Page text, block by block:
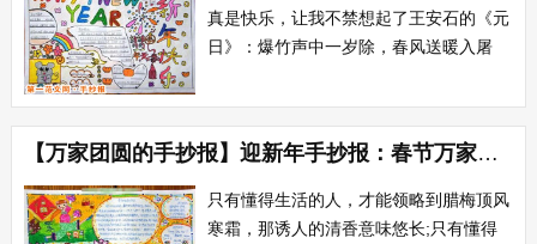
真是快乐，让我不禁想起了王安石的《元
日》：爆竹声中一岁除，春风送暖入屠
新的一年又到了，在新的一年里，一切都
将发生变化，自己又长大了一岁，我希望
这一年好运一直陪伴着我，我也会更加努
力的，争取在这一年中，能取得优异的成
绩，长大后，为...
【万家团圆的手抄报】迎新年手抄报：春节万家团圆
只有懂得生活的人，才能领略到腊梅顶风
寒霜，那诱人的清香意味悠长;只有懂得